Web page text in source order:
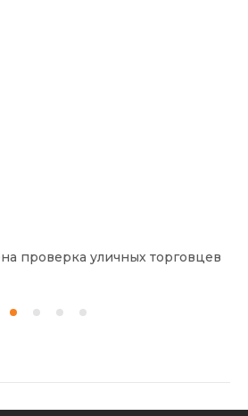
проверка уличных торговцев